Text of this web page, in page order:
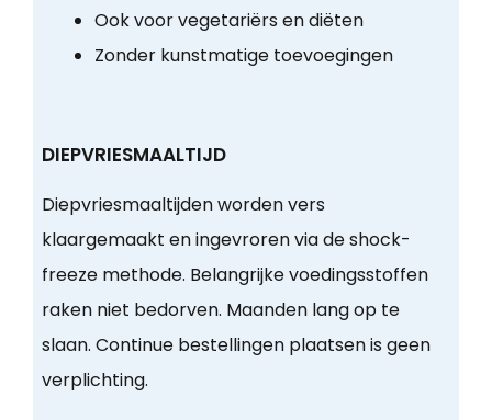
Ook voor vegetariërs en diëten
Zonder kunstmatige toevoegingen
DIEPVRIESMAALTIJD
Diepvriesmaaltijden worden vers
klaargemaakt en ingevroren via de shock-
freeze methode. Belangrijke voedingsstoffen
raken niet bedorven. Maanden lang op te
slaan. Continue bestellingen plaatsen is geen
verplichting.